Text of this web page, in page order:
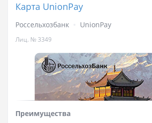
Карта UnionPay
Россельхозбанк UnionPay
Лиц. № 3349
Преимущества